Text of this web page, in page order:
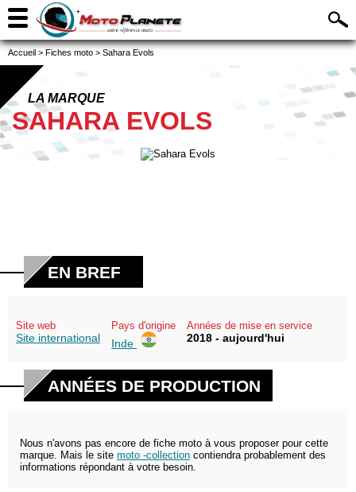
Accueil > Fiches moto > Sahara Evols
LA MARQUE
SAHARA EVOLS
EN BREF
Site web
Site international
Pays d'origine
Inde
Années de mise en service
2018 - aujourd'hui
ANNÉES DE PRODUCTION
Nous n'avons pas encore de fiche moto à vous proposer pour cette
marque. Mais le site moto -collection contiendra probablement des
informations répondant à votre besoin.